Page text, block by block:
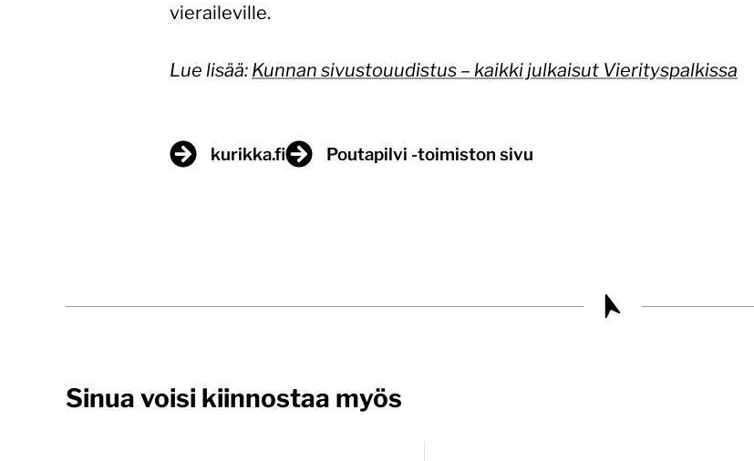
vieraileville.
Lue lisää: Kunnan sivustouudistus – kaikki julkaisut Vierityspalkissa
kurikka.fi Poutapilvi -toimiston sivu
Sinua voisi kiinnostaa myös